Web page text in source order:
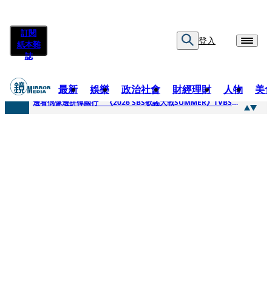
訂閱
紙本雜
誌
登入
最新 娛樂 政治社會 財經理財 人物 美
快訊
邊看偶像邊拚韓國行 《2026 SBS歌謠大戰SUMMER》TVBS直播祭追星福利